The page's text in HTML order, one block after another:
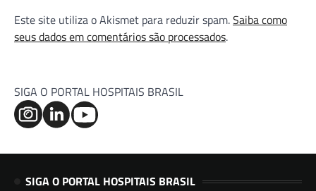
Este site utiliza o Akismet para reduzir spam.Saiba como
seus dados em comentários são processados.
SIGA O PORTAL HOSPITAIS BRASIL
SIGA O PORTAL HOSPITAIS BRASIL